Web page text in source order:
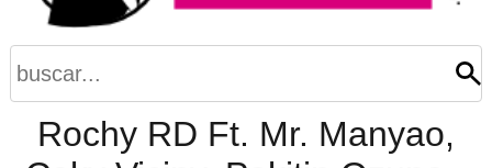
Rochy RD Ft. Mr. Manyao,